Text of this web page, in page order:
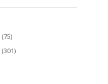
(75)
(301)